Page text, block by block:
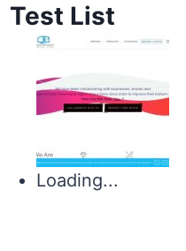
Test List
Loading...